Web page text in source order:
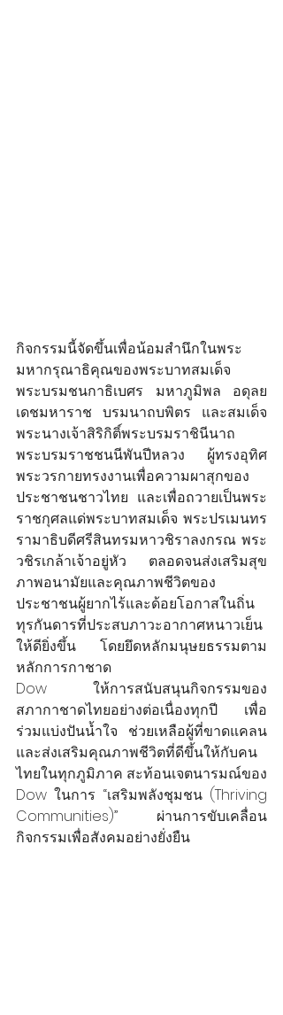
กิจกรรมนี้จัดขึ้นเพื่อน้อมสำนึกในพระ
มหากรุณาธิคุณของพระบาทสมเด็จ
พระบรมชนกาธิเบศร มหาภูมิพล อดุลย
เดชมหาราช บรมนาถบพิตร และสมเด็จ
พระนางเจ้าสิริกิติ์พระบรมราชินีนาถ
พระบรมราชชนนีพันปีหลวง ผู้ทรงอุทิศ
พระวรกายทรงงานเพื่อความผาสุกของ
ประชาชนชาวไทย และเพื่อถวายเป็นพระ
ราชกุศลแด่พระบาทสมเด็จ พระปรเมนทร
รามาธิบดีศรีสินทรมหาวชิราลงกรณ พระ
วชิรเกล้าเจ้าอยู่หัว ตลอดจนส่งเสริมสุข
ภาพอนามัยและคุณภาพชีวิตของ
ประชาชนผู้ยากไร้และด้อยโอกาสในถิ่น
ทุรกันดารที่ประสบภาวะอากาศหนาวเย็น
ให้ดียิ่งขึ้น โดยยึดหลักมนุษยธรรมตาม
หลักการกาชาด
Dow ให้การสนับสนุนกิจกรรมของ
สภากาชาดไทยอย่างต่อเนื่องทุกปี เพื่อ
ร่วมแบ่งปันน้ำใจ ช่วยเหลือผู้ที่ขาดแคลน
และส่งเสริมคุณภาพชีวิตที่ดีขึ้นให้กับคน
ไทยในทุกภูมิภาค สะท้อนเจตนารมณ์ของ
Dow ในการ “เสริมพลังชุมชน (Thriving
Communities)” ผ่านการขับเคลื่อน
กิจกรรมเพื่อสังคมอย่างยั่งยืน